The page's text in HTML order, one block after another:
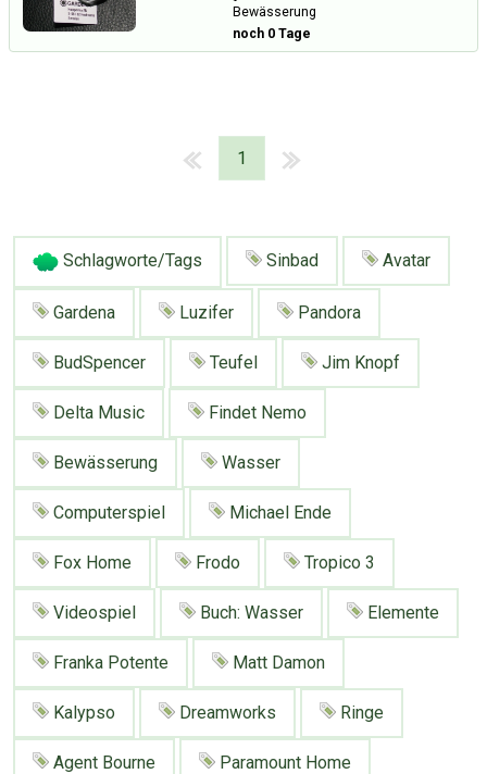
Google
Mediadaten
Erweitere Suche
Zufallsartikel
Tagwolke
Bewässerung
noch 0 Tage
1
Schlagworte/Tags Sinbad Avatar
Gardena Luzifer Pandora
BudSpencer Teufel Jim Knopf
Delta Music Findet Nemo
Bewässerung Wasser
Computerspiel Michael Ende
Fox Home Frodo Tropico 3
Videospiel Buch: Wasser Elemente
Franka Potente Matt Damon
Kalypso Dreamworks Ringe
Agent Bourne Paramount Home